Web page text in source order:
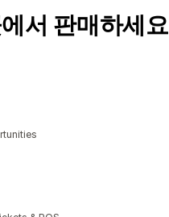
서 판매하세요